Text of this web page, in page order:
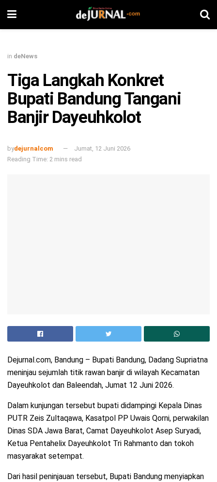
in deNews
Tiga Langkah Konkret
Bupati Bandung Tangani
Banjir Dayeuhkolot
bydejurnalcom
Jumat, 12 Juni 2026
Reading Time: 2 mins read
Dejurnal.com, Bandung – Bupati Bandung, Dadang Supriatna
meninjau sejumlah titik rawan banjir di wilayah Kecamatan
Dayeuhkolot dan Baleendah, Jumat 12 Juni 2026.
Dalam kunjungan tersebut bupati didampingi Kepala Dinas
PUTR Zeis Zultaqawa, Kasatpol PP Uwais Qorni, perwakilan
Dinas SDA Jawa Barat, Camat Dayeuhkolot Asep Suryadi,
Ketua Pentahelix Dayeuhkolot Tri Rahmanto dan tokoh
masyarakat setempat.
Dari hasil peninjauan tersebut, Bupati Bandung menyiapkan